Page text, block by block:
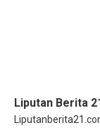
Liputan Berita